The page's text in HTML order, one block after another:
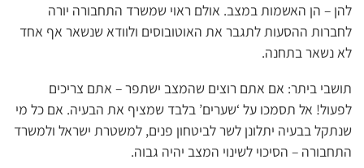
להן – הן האשמות במצב. אולם ראוי שמשרד התחבורה יורה
לחברות ההסעות לתגבר את האוטובוסים ולוודא שנשאר אף אחד
לא נשאר בתחנה.
תושבי ביתר: אם אתם רוצים שהמצב ישתפר – אתם צריכים
לפעול! אל תסמכו על ‘שערים’ בלבד שמציף את הבעיה. אם כל מי
שנתקל בבעיה יתלונן לשר לביטחון פנים, למשטרת ישראל ולמשרד
התחבורה – הסיכוי לשינוי המצב יהיה גבוה.